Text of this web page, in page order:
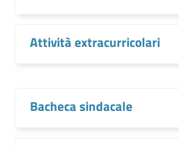
Attività extracurricolari
Bacheca sindacale